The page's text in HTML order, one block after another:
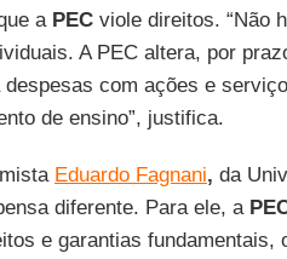
a PECviole direitos. “Não
A PEC altera, por
com ações e
de ensino”, justifica.
Eduardo Fagnani, da
diferente. Para ele, a
e garantias fundamentais,